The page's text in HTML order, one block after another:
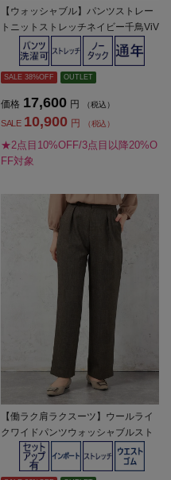
【ウォッシャブル】パンツストレー
トニットストレッチネイビー千鳥ViV
i通年【レディース】
SALE 38%OFF OUTLET
価格 17,600 円 （税込）
SALE 10,900 円 （税込）
★2点目10%OFF/3点目以降20%O
FF対象
【働ラク肩ラクスーツ】ウールライ
クワイドパンツウォッシャブルスト
レッチSOFFICE秋冬【レディース】